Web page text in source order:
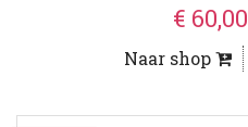
€ 60,00
Naar shop